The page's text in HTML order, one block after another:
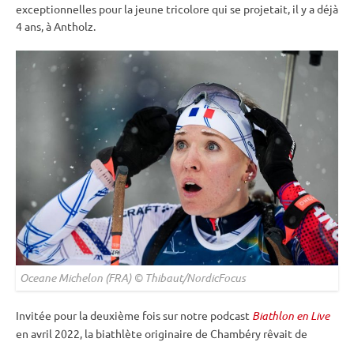
exceptionnelles pour la jeune tricolore qui se projetait, il y a déjà
4 ans, à Antholz.
Oceane Michelon (FRA) © Thibaut/NordicFocus
Invitée pour la deuxième fois sur notre podcast Biathlon en Live
en avril 2022, la biathlète originaire de Chambéry rêvait de